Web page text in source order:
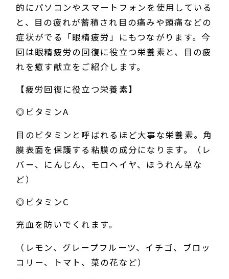
的にパソコンやスマートフォンを使用している
と、目の疲れが蓄積され目の痛みや頭痛などの
症状がでる「眼精疲労」にもつながります。今
回は眼精疲労の回復に役立つ栄養素と、目の疲
れを癒す献立をご紹介します。
【疲労回復に役立つ栄養素】
◎ビタミンA
目のビタミンと呼ばれるほど大事な栄養素。角
膜表面を保護する粘膜の成分になります。（レ
バー、にんじん、モロヘイヤ、ほうれん草な
ど）
◎ビタミンC
充血を防いでくれます。
（レモン、グレープフルーツ、イチゴ、ブロッ
コリー、トマト、菜の花など）